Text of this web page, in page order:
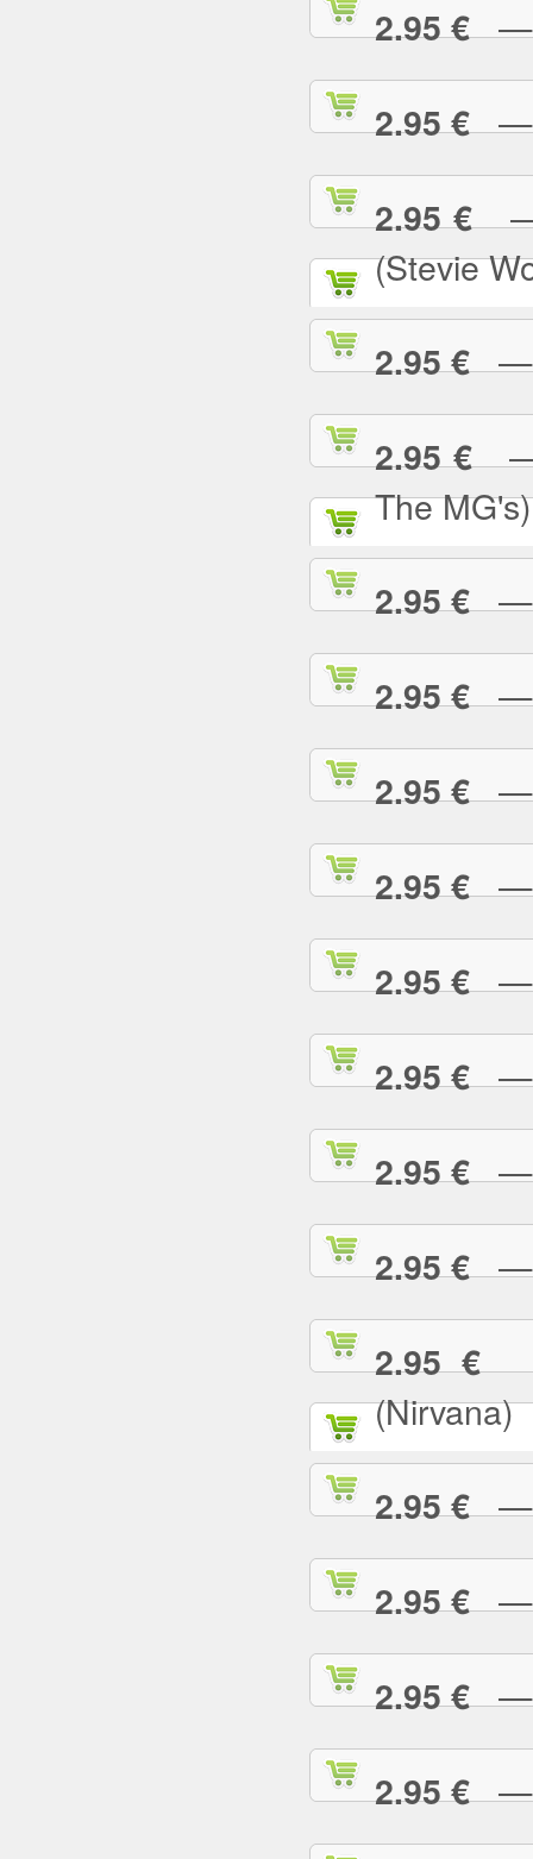
2.95 €—
2.95 €—
2.95 €—
(Stevie
2.95 €—
2.95 €—
The MG's)
2.95 €—
2.95 €—
2.95 €—
2.95 €—
2.95 €—
2.95 €—
2.95 €—
2.95 €—
2.95 €—
(Nirvana)
2.95 €—
2.95 €—
2.95 €—
2.95 €—